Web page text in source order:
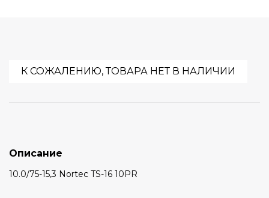
К СОЖАЛЕНИЮ, ТОВАРА НЕТ В НАЛИЧИИ
Описание
10.0/75-15,3 Nortec TS-16 10PR